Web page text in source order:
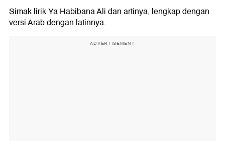
Simak lirik Ya Habibana Ali dan artinya, lengkap dengan
versi Arab dengan latinnya.
ADVERTISEMENT